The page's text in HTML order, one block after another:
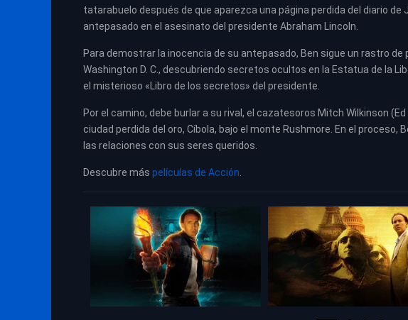
tatarabuelo después de que aparezca una página perdida del diario de
antepasado en el asesinato del presidente Abraham Lincoln.
Para demostrar la inocencia de su antepasado, Ben sigue un rastro
Washington D. C., descubriendo secretos ocultos en la Estatua de la
el misterioso «Libro de los secretos» del presidente.
Por el camino, debe burlar a su rival, el cazatesoros Mitch Wilkinson
ciudad perdida del oro, Cíbola, bajo el monte Rushmore. En el proceso,
las relaciones con sus seres queridos.
Descubre más películas de Acción